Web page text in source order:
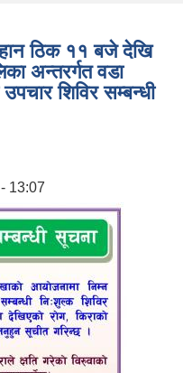
ठिक ११ बजे देखि
अन्तरर्गत वडा
शिविर सम्बन्धी
13:07